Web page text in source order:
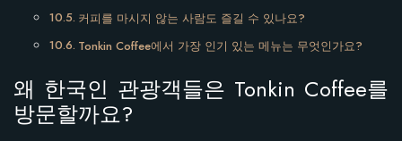
커피를 마시지 않는 사람도 즐길 수 있나요?
Tonkin Coffee에서 가장 인기 있는 메뉴는 무엇인가요?
왜 한국인 관광객들은 Tonkin Coffee를
방문할까요?